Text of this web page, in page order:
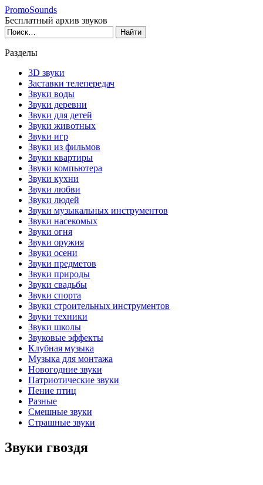
PromoSounds
Бесплатный архив звуков
Разделы
3D звуки
Заставки телепередач
Звуки воды
Звуки деревни
Звуки для детей
Звуки животных
Звуки игр
Звуки из фильмов
Звуки квартиры
Звуки компьютера
Звуки кухни
Звуки любви
Звуки людей
Звуки музыкальных инструментов
Звуки насекомых
Звуки огня
Звуки оружия
Звуки осени
Звуки предметов
Звуки природы
Звуки свадьбы
Звуки спорта
Звуки строительных инструментов
Звуки техники
Звуки школы
Звуковые эффекты
Клубная музыка
Музыка для монтажа
Новогодние звуки
Патриотические звуки
Пение птиц
Разные
Смешные звуки
Страшные звуки
Звуки гвоздя